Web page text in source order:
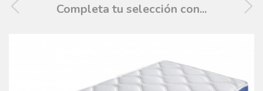
Completa tu selección con...